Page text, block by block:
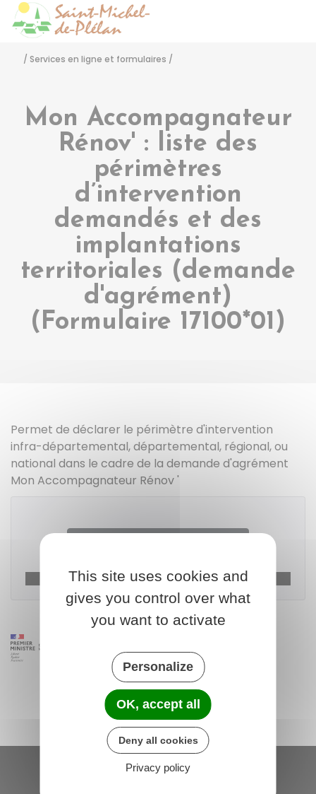
/ Services en ligne et formulaires /
Mon Accompagnateur
Rénov' : liste des
périmètres
d’intervention
demandés et des
implantations
territoriales (demande
d'agrément)
(Formulaire 17100*01)
Permet de déclarer le périmètre d'intervention
infra-départemental, départemental, régional, ou
national dans le cadre de la demande d'agrément
Mon Accompagnateur Rénov '
Agence nationale de l'habitat (Anah)
This site uses cookies and
gives you control over what
you want to activate
Personalize
OK, accept all
Deny all cookies
Privacy policy